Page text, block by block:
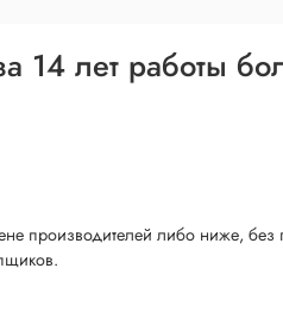
14 лет работы
производителей либо ниже, без